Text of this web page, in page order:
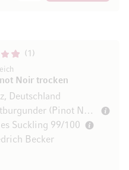
1
Noir trocken
Deutschland
Spätburgunder (Pinot Noir)
Suckling 99/100
Becker